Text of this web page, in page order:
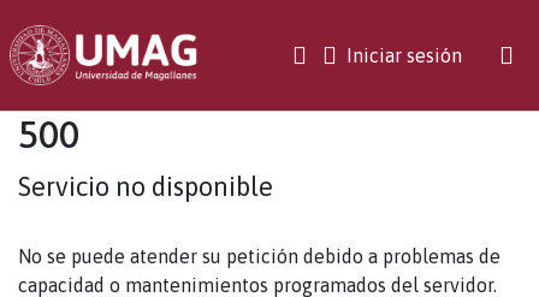
Iniciar sesión(current)
500
Servicio no disponible
No se puede atender su petición debido a problemas de
capacidad o mantenimientos programados del servidor.